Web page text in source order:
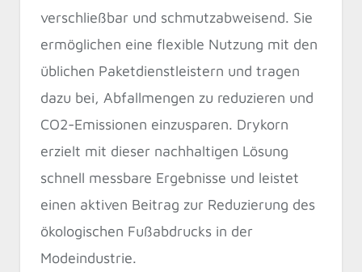
verschließbar und schmutzabweisend. Sie
ermöglichen eine flexible Nutzung mit den
üblichen Paketdienstleistern und tragen
dazu bei, Abfallmengen zu reduzieren und
CO2-Emissionen einzusparen. Drykorn
erzielt mit dieser nachhaltigen Lösung
schnell messbare Ergebnisse und leistet
einen aktiven Beitrag zur Reduzierung des
ökologischen Fußabdrucks in der
Modeindustrie.